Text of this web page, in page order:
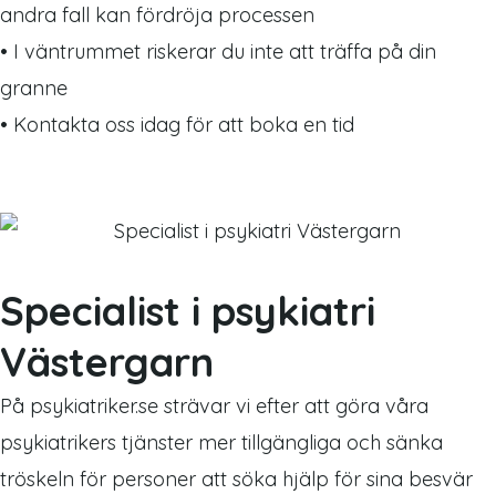
andra fall kan fördröja processen
• I väntrummet riskerar du inte att träffa på din
granne
• Kontakta oss idag för att boka en tid
Specialist i psykiatri
Västergarn
På psykiatriker.se strävar vi efter att göra våra
psykiatrikers tjänster mer tillgängliga och sänka
tröskeln för personer att söka hjälp för sina besvär